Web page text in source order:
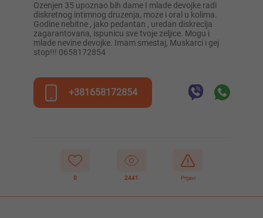
ozenjen 35 upoznao bih dame I mlade devojke radi
diskretnog intimnog druzenja, moze i oral u kolima.
Godine nebitne , jako pedantan , uredan diskrecija
zagarantovana, ispunicu sve tvoje zeljice. Mogu i
mlade nevine devojke. Imam smestaj, Muskarci i gej
stop!!! 0658172854
+381658172854
0 2441 Prijavi